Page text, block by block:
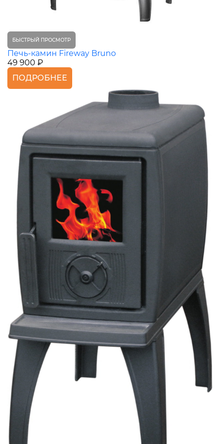
БЫСТРЫЙ ПРОСМОТР
Печь-камин Fireway Bruno
49 900 ₽
ПОДРОБНЕЕ